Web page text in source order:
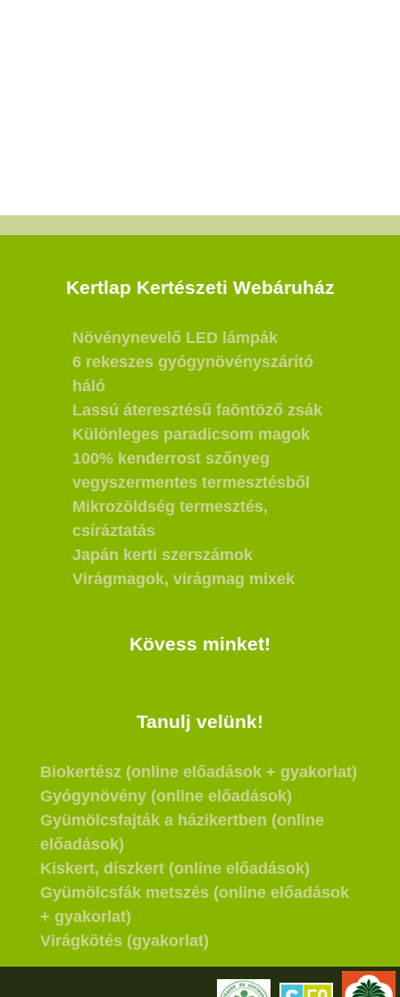
Kertlap Kertészeti Webáruház
Növénynevelő LED lámpák
6 rekeszes gyógynövényszárító
háló
Lassú áteresztésű faöntöző zsák
Különleges paradicsom magok
100% kenderrost szőnyeg
vegyszermentes termesztésből
Mikrozöldség termesztés,
csíráztatás
Japán kerti szerszámok
Virágmagok, virágmag mixek
Kövess minket!
Tanulj velünk!
Biokertész (online előadások + gyakorlat)
Gyógynövény (online előadások)
Gyümölcsfajták a házikertben (online
előadások)
Kiskert, díszkert (online előadások)
Gyümölcsfák metszés (online előadások
+ gyakorlat)
Virágkötés (gyakorlat)